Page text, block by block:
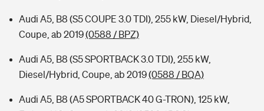
Audi A5, B8 (S5 COUPE 3.0 TDI), 255 kW, Diesel/Hybrid,
Coupe, ab 2019(0588 / BPZ)
Audi A5, B8 (S5 SPORTBACK 3.0 TDI), 255 kW,
Diesel/Hybrid, Coupe, ab 2019(0588 / BQA)
Audi A5, B8 (A5 SPORTBACK 40 G-TRON), 125 kW,